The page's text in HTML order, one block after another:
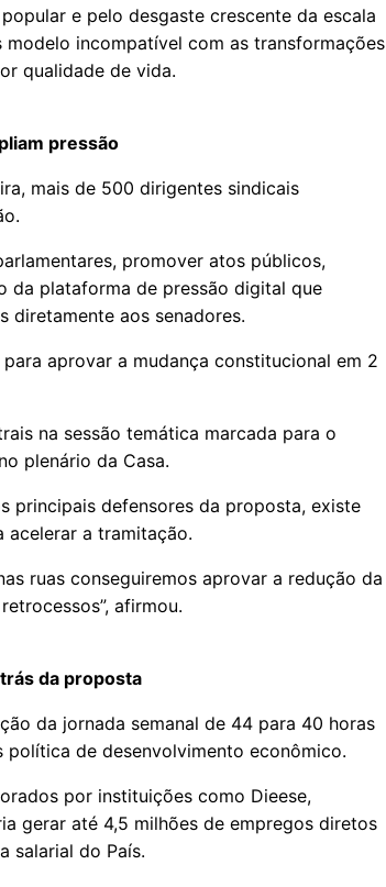
e pelo desgaste crescente da escala
incompatível com as transformações
qualidade de vida.
pressão
mais de 500 dirigentes sindicais
promover atos públicos,
da plataforma de pressão digital que
diretamente aos senadores.
aprovar a mudança constitucional em 2
na sessão temática marcada para o
plenário da Casa.
principais defensores da proposta, existe
acelerar a tramitação.
ruas conseguiremos aprovar a redução da
afirmou.
da proposta
da jornada semanal de 44 para 40 horas
política de desenvolvimento econômico.
por instituições como Dieese,
gerar até 4,5 milhões de empregos diretos
salarial do País.